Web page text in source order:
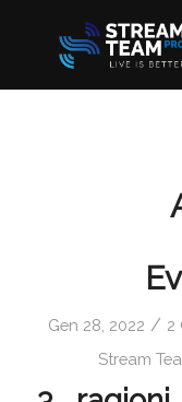
Gen 28, 2022 / 2
Stream